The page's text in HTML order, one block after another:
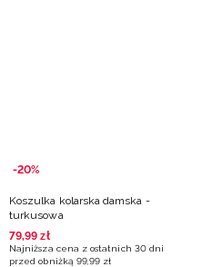
-20%
Koszulka kolarska damska -
turkusowa
79,99 zł
Najniższa cena z ostatnich 30 dni
przed obniżką 99,99 zł